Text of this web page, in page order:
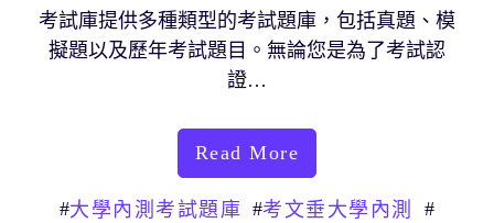
考試庫提供多種類型的考試題庫，包括真題、模
擬題以及歷年考試題目。無論您是為了考試認
證…
Read More
#大學內測考試題庫 #考文垂大學內測
#